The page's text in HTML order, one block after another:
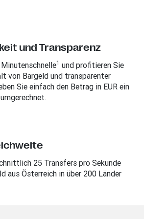
und Transparenz
1 und profitieren Sie
von Bargeld und transparenter
Sie einfach den Betrag in EUR ein
25 Transfers pro Sekunde
aus Österreich in über 200 Länder